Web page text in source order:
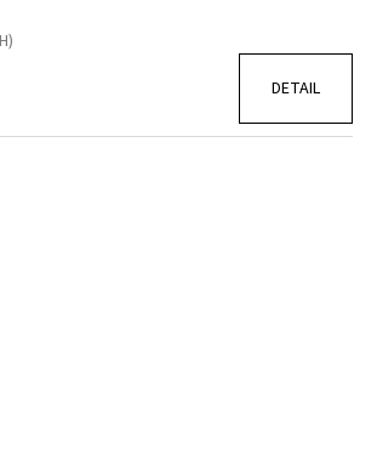
DETAIL